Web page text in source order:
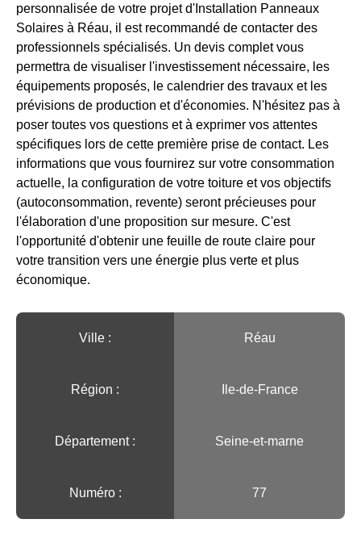
personnalisée de votre projet d'Installation Panneaux
Solaires à Réau, il est recommandé de contacter des
professionnels spécialisés. Un devis complet vous
permettra de visualiser l'investissement nécessaire, les
équipements proposés, le calendrier des travaux et les
prévisions de production et d'économies. N'hésitez pas à
poser toutes vos questions et à exprimer vos attentes
spécifiques lors de cette première prise de contact. Les
informations que vous fournirez sur votre consommation
actuelle, la configuration de votre toiture et vos objectifs
(autoconsommation, revente) seront précieuses pour
l'élaboration d'une proposition sur mesure. C'est
l'opportunité d'obtenir une feuille de route claire pour
votre transition vers une énergie plus verte et plus
économique.
Ville :️ Réau
Région :️ Ile-de-France
Département : Seine-et-marne
Numéro : 77